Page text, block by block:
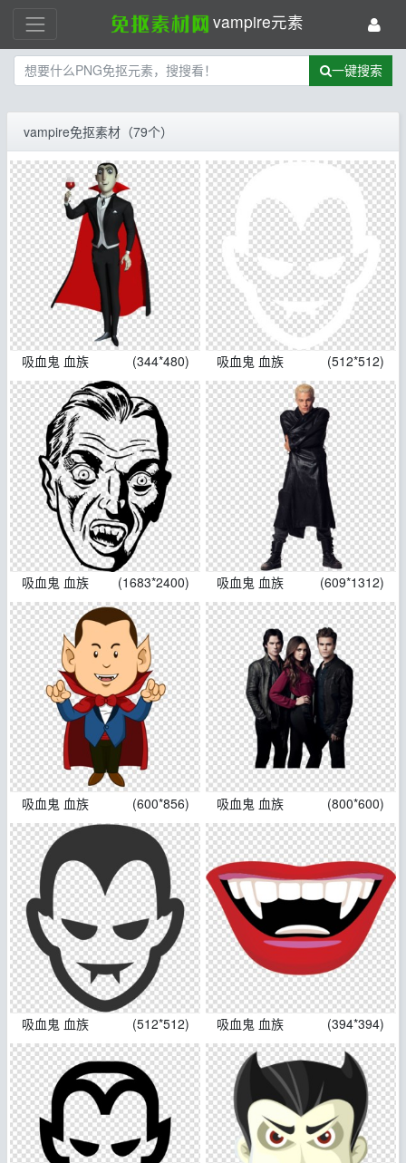
vampire元素
一键搜索
vampire免抠素材（79个）
吸血鬼 血族 (344*480) 吸血鬼 血族 (512*512)
吸血鬼 血族 (1683*2400) 吸血鬼 血族 (609*1312)
吸血鬼 血族 (600*856) 吸血鬼 血族 (800*600)
吸血鬼 血族 (512*512) 吸血鬼 血族 (394*394)